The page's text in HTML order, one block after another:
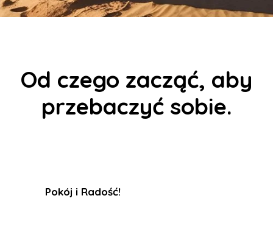
Od czego zacząć, aby
przebaczyć sobie.
Pokój i Radość!